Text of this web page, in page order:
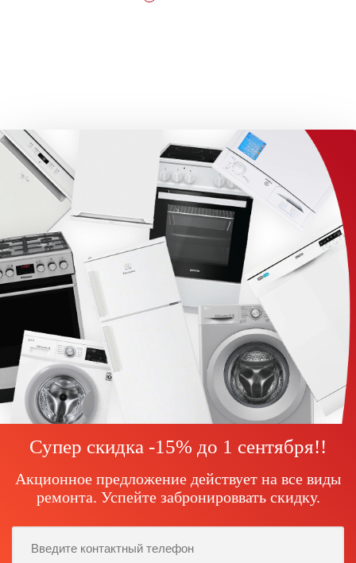
Супер скидка -15% до 1 сентября!!
Акционное предложение действует на все виды
ремонта. Успейте забронироввать скидку.